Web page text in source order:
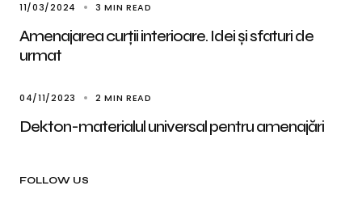
11/03/2024 3 MIN READ
Amenajarea curții interioare. Idei şi sfaturi de
urmat
04/11/2023 2 MIN READ
Dekton-materialul universal pentru amenajări
FOLLOW US